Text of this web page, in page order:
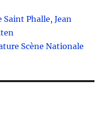
Saint Phalle, Jean
Scène Nationale